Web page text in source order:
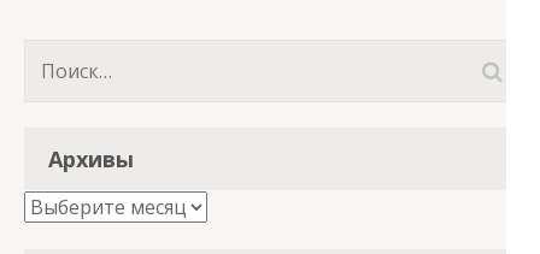
Найти:
Архивы
Архивы